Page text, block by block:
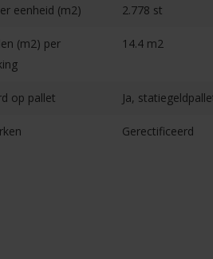
eenheid (m2) 2.778 st
(m2) per
14.4 m2
op pallet Ja,
Gerectificeerd